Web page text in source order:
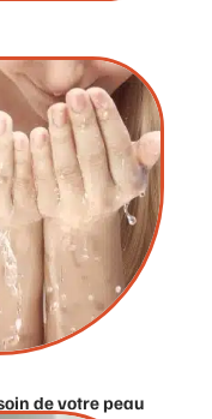
de votre peau